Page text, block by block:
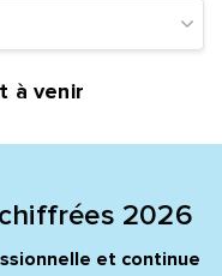
à venir
2026
et continue
page?